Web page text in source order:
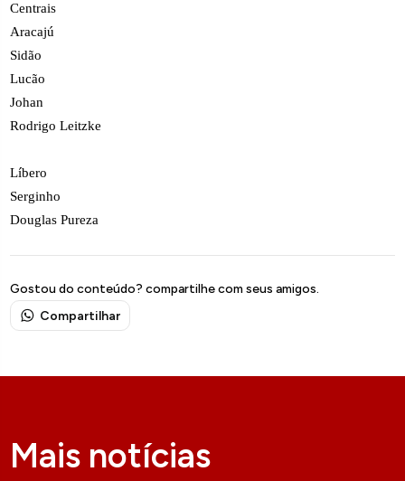
Centrais
Aracajú
Sidão
Lucão
Johan
Rodrigo Leitzke
Líbero
Serginho
Douglas Pureza
Gostou do conteúdo? compartilhe com seus amigos.
Compartilhar
Mais notícias